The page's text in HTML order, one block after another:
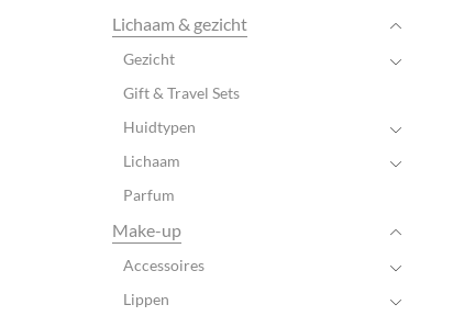
Lichaam & gezicht
Gezicht
Gift & Travel Sets
Huidtypen
Lichaam
Parfum
Make-up
Accessoires
Lippen